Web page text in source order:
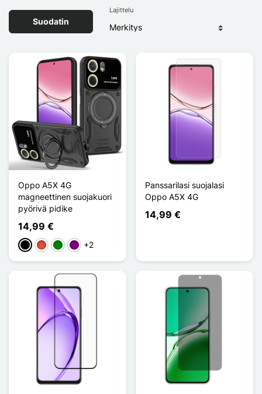
Suodatin
Lajittelu
Oppo A5X 4G
magneettinen suojakuori
pyörivä pidike
14,99 €
MustaPunainen
VihreäViolet+2
Panssarilasi suojalasi
Oppo A5X 4G
14,99 €